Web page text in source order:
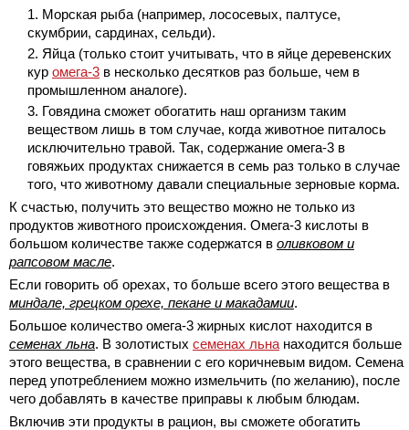
Морская рыба (например, лососевых, палтусе,
скумбрии, сардинах, сельди).
Яйца (только стоит учитывать, что в яйце деревенских
кур омега-3 в несколько десятков раз больше, чем в
промышленном аналоге).
Говядина сможет обогатить наш организм таким
веществом лишь в том случае, когда животное питалось
исключительно травой. Так, содержание омега-3 в
говяжьих продуктах снижается в семь раз только в случае
того, что животному давали специальные зерновые корма.
К счастью, получить это вещество можно не только из
продуктов животного происхождения. Омега-3 кислоты в
большом количестве также содержатся в оливковом и
рапсовом масле.
Если говорить об орехах, то больше всего этого вещества в
миндале, грецком орехе, пекане и макадамии.
Большое количество омега-3 жирных кислот находится в
семенах льна. В золотистых семенах льна находится больше
этого вещества, в сравнении с его коричневым видом. Семена
перед употреблением можно измельчить (по желанию), после
чего добавлять в качестве приправы к любым блюдам.
Включив эти продукты в рацион, вы сможете обогатить